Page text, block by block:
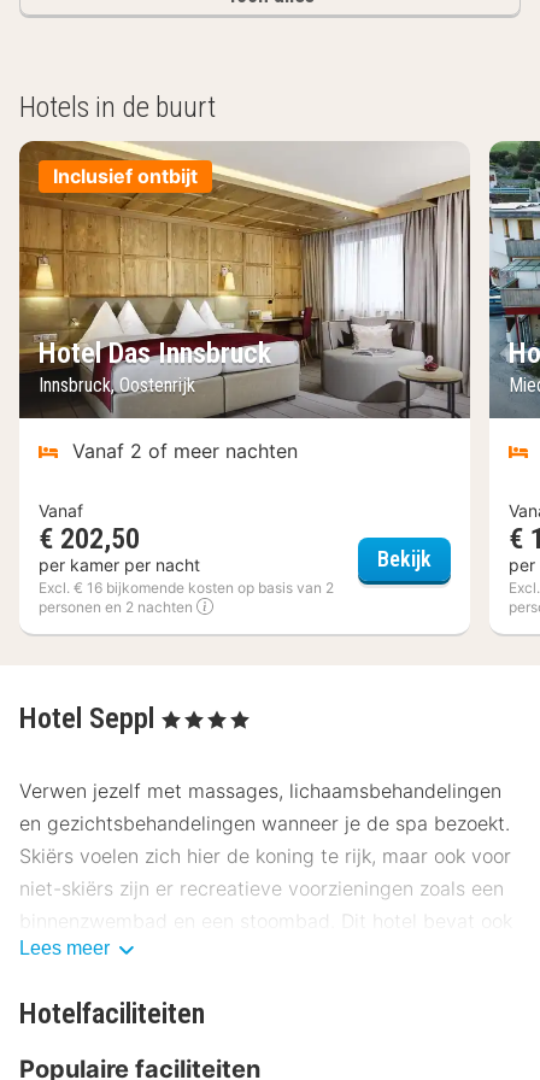
Hotels in de buurt
Inclusief ontbijt
Hotel Das Innsbruck
Innsbruck, Oostenrijk
Vanaf 2 of meer nachten
Vanaf
€ 202,50
per kamer per nacht
Excl. € 16 bijkomende kosten op basis van 2
personen en 2 nachten
Bekijk Hotel Das
€
per
Hotel Seppl , 4 Sterren
Verwen jezelf met massages, lichaamsbehandelingen
en gezichtsbehandelingen wanneer je de spa bezoekt.
Skiërs voelen zich hier de koning te rijk, maar ook voor
niet-skiërs zijn er recreatieve voorzieningen zoals een
binnenzwembad en een stoombad. Dit hotel bevat ook
gratis wifi, conciërgeservices en een skiopslagruimte.
kamer en profiteer in dit hotel van de roomservice
Lees meer
Hotelfaciliteiten
Populaire faciliteiten